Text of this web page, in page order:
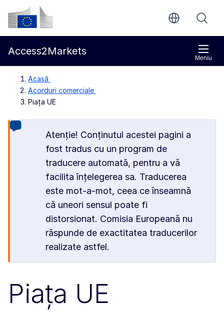
Accesați conținutul principal
Comisia Europeană
Meniu
Access2Markets
Acasă
Acorduri comerciale
Piața UE
Atenție! Conținutul acestei pagini a
fost tradus cu un program de
traducere automată, pentru a vă
facilita înțelegerea sa. Traducerea
este mot-a-mot, ceea ce înseamnă
că uneori sensul poate fi
distorsionat. Comisia Europeană nu
răspunde de exactitatea traducerilor
realizate astfel.
Piața UE